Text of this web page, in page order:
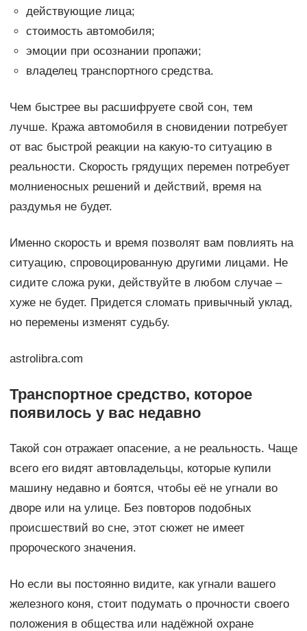
действующие лица;
стоимость автомобиля;
эмоции при осознании пропажи;
владелец транспортного средства.
Чем быстрее вы расшифруете свой сон, тем
лучше. Кража автомобиля в сновидении потребует
от вас быстрой реакции на какую-то ситуацию в
реальности. Скорость грядущих перемен потребует
молниеносных решений и действий, время на
раздумья не будет.
Именно скорость и время позволят вам повлиять на
ситуацию, спровоцированную другими лицами. Не
сидите сложа руки, действуйте в любом случае –
хуже не будет. Придется сломать привычный уклад,
но перемены изменят судьбу.
astrolibra.com
Транспортное средство, которое
появилось у вас недавно
Такой сон отражает опасение, а не реальность. Чаще
всего его видят автовладельцы, которые купили
машину недавно и боятся, чтобы её не угнали во
дворе или на улице. Без повторов подобных
происшествий во сне, этот сюжет не имеет
пророческого значения.
Но если вы постоянно видите, как угнали вашего
железного коня, стоит подумать о прочности своего
положения в общества или надёжной охране